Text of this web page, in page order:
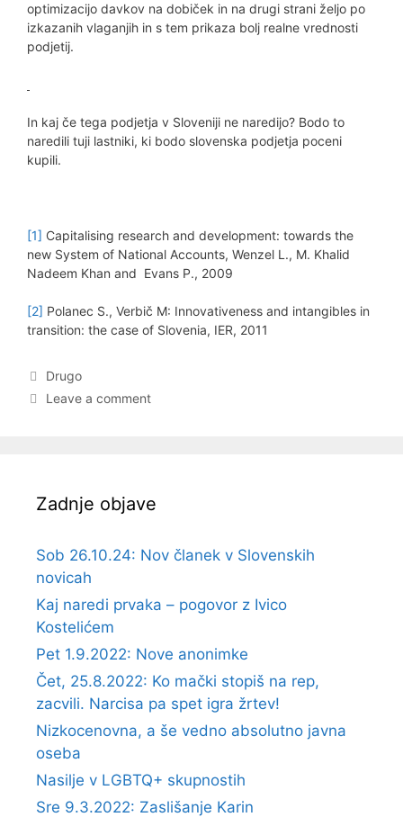
optimizacijo davkov na dobiček in na drugi strani željo po
izkazanih vlaganjih in s tem prikaza bolj realne vrednosti
podjetij.
In kaj če tega podjetja v Sloveniji ne naredijo? Bodo to
naredili tuji lastniki, ki bodo slovenska podjetja poceni
kupili.
[1] Capitalising research and development: towards the
new System of National Accounts, Wenzel L., M. Khalid
Nadeem Khan and Evans P., 2009
[2] Polanec S., Verbič M: Innovativeness and intangibles in
transition: the case of Slovenia, IER, 2011
Categories
Drugo
Leave a comment
Zadnje objave
Sob 26.10.24: Nov članek v Slovenskih
novicah
Kaj naredi prvaka – pogovor z Ivico
Kostelićem
Pet 1.9.2022: Nove anonimke
Čet, 25.8.2022: Ko mački stopiš na rep,
zacvili. Narcisa pa spet igra žrtev!
Nizkocenovna, a še vedno absolutno javna
oseba
Nasilje v LGBTQ+ skupnostih
Sre 9.3.2022: Zaslišanje Karin